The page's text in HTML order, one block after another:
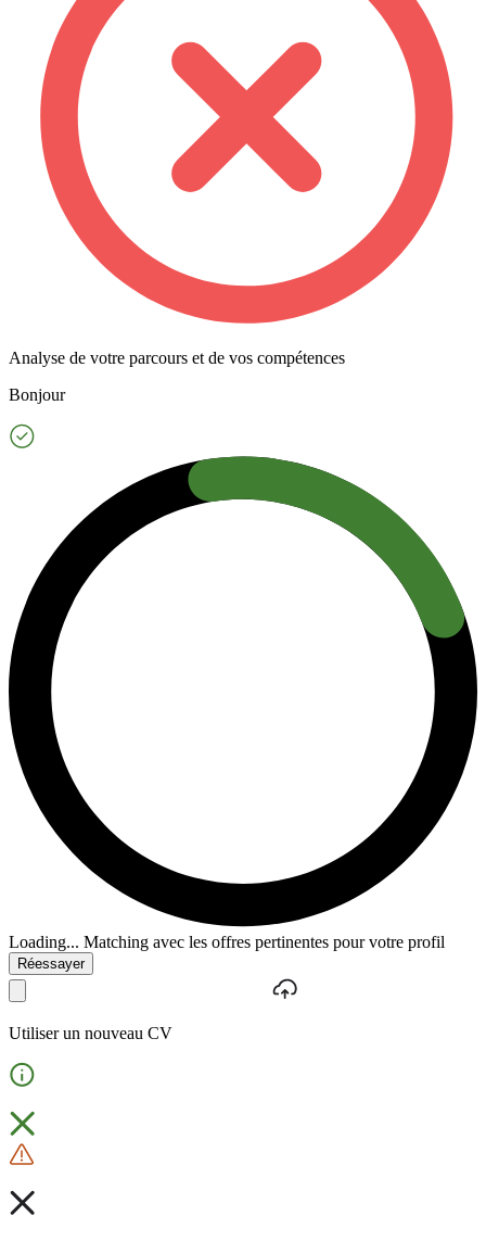
Analyse de votre parcours et de vos compétences
Bonjour
Loading... Matching avec les offres pertinentes pour votre profil
Réessayer
Utiliser un nouveau CV